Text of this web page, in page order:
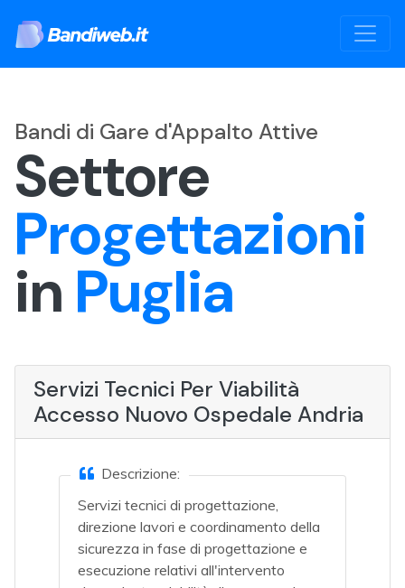
Bandi di Gare d'Appalto Attive
Settore
Progettazioni
in Puglia
Servizi Tecnici Per Viabilità
Accesso Nuovo Ospedale Andria
Descrizione:
Servizi tecnici di progettazione,
direzione lavori e coordinamento della
sicurezza in fase di progettazione e
esecuzione relativi all'intervento